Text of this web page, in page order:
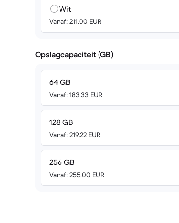
Wit
Vanaf: 211.00 EUR
Opslagcapaciteit (GB)
64 GB
Vanaf: 183.33 EUR
128 GB
Vanaf: 219.22 EUR
256 GB
Vanaf: 255.00 EUR